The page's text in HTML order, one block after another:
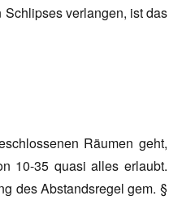
verlangen, ist das
Räumen geht,
10-35 quasi alles erlaubt.
des Abstandsregel gem. §